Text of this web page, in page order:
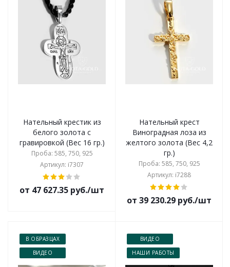
Нательный крестик из
белого золота с
гравировкой (Вес 16 гр.)
Проба: 585, 750, 925
Артикул: i7307
от 47 627.35 руб./шт
Нательный крест
Виноградная лоза из
желтого золота (Вес 4,2
гр.)
Проба: 585, 750, 925
Артикул: i7288
от 39 230.29 руб./шт
В ОБРАЗЦАХ
ВИДЕО
ВИДЕО
НАШИ РАБОТЫ